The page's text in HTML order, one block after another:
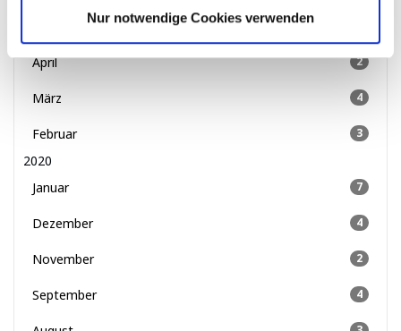
Nur notwendige Cookies verwenden
April 2
März 4
Februar 3
2020
Januar
7
Dezember 4
November 2
September 4